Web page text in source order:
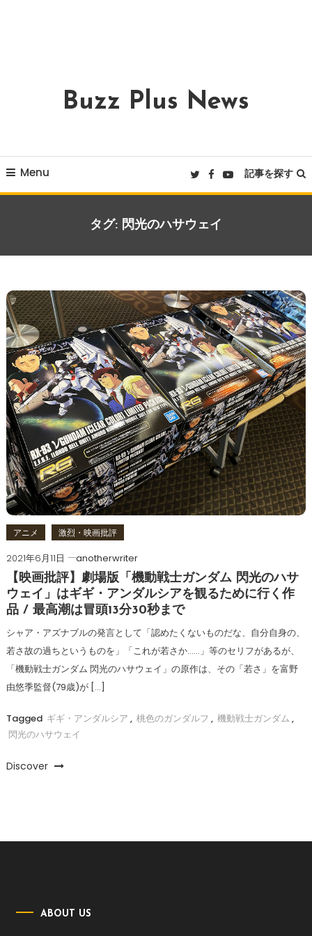
Buzz Plus News
Menu 記事を探す
タグ: 閃光のハサウェイ
アニメ 激烈・映画批評
2021年6月11日
anotherwriter
【映画批評】劇場版「機動戦士ガンダム 閃光のハサ
ウェイ」はギギ・アンダルシアを観るために行く作
品 / 最高潮は冒頭13分30秒まで
シャア・アズナブルの発言として「認めたくないものだな、自分自身の、
若さ故の過ちというものを」「これが若さか……」等のセリフがあるが、
「機動戦士ガンダム 閃光のハサウェイ」の原作は、その「若さ」を富野
由悠季監督(79歳)が […]
Tagged ギギ・アンダルシア , 桃色のガンダルフ , 機動戦士ガンダム ,
閃光のハサウェイ
Discover
ABOUT US